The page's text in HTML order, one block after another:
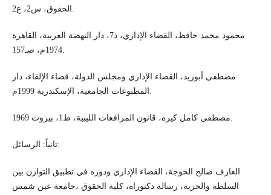
الحقوق، س2، ع2.
محمود محمد حافظ، القضاء الإداري، د7، دار النهضة العربية، القاهرة
1974م، صـ157.
مصطفى أبوزيد، القضاء الإداري ومجلس الدولة، قضاء الإلقاء، دار
المطبوعات الجامعية، الإسكندرية 1999م.
مصطفى كامل كيره، قانون المرافعات الليبية، ط1، بيروت 1969.
ثانياً: الرسائل:
العارف صالح الخوجة، القضاء الإداري ودوره في تطبيق التوازن بين
السلطة والحرية، رسالة دكتوراه، كلية الحقوق ،جامعة عين شمس